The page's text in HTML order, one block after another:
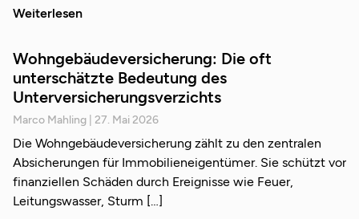
Weiterlesen
Wohngebäudeversicherung: Die oft
unterschätzte Bedeutung des
Unterversicherungsverzichts
Marco Mahling 27. Mai 2026
Die Wohngebäudeversicherung zählt zu den zentralen
Absicherungen für Immobilieneigentümer. Sie schützt vor
finanziellen Schäden durch Ereignisse wie Feuer,
Leitungswasser, Sturm